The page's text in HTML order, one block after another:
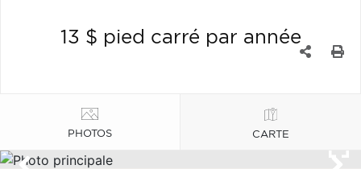
13 $ pied carré par année
PHOTOS CARTE